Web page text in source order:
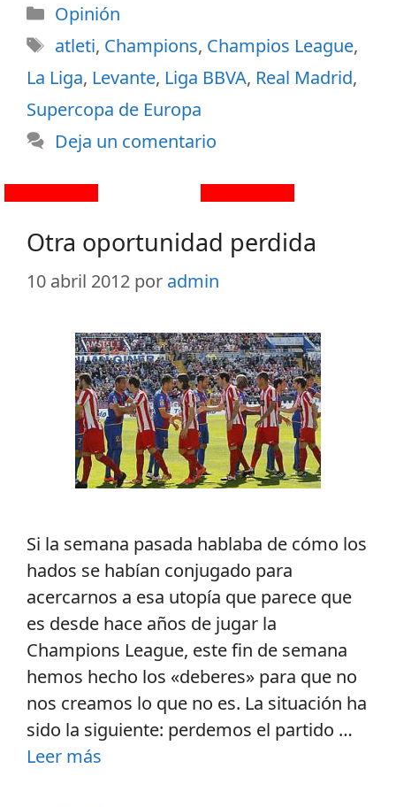
Opinión
atleti, Champions, Champios League,
La Liga, Levante, Liga BBVA, Real Madrid,
Supercopa de Europa
Deja un comentario
Otra oportunidad perdida
10 abril 2012 por admin
Si la semana pasada hablaba de cómo los
hados se habían conjugado para
acercarnos a esa utopía que parece que
es desde hace años de jugar la
Champions League, este fin de semana
hemos hecho los «deberes» para que no
nos creamos lo que no es. La situación ha
sido la siguiente: perdemos el partido …
Leer más